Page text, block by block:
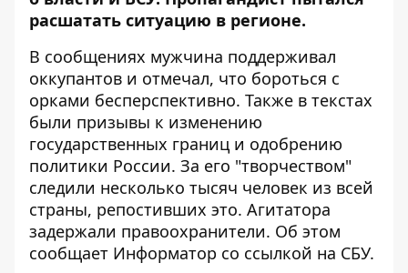
расшатать ситуацию в регионе.
В сообщениях мужчина поддерживал
оккупантов и отмечал, что бороться с
орками бесперспективно. Также в текстах
были призывы к изменению
государственных границ и одобрению
политики России. За его "творчеством"
следили несколько тысяч человек из всей
страны, репостивших это. Агитатора
задержали правоохранители. Об этом
сообщает Информатор со ссылкой на СБУ.